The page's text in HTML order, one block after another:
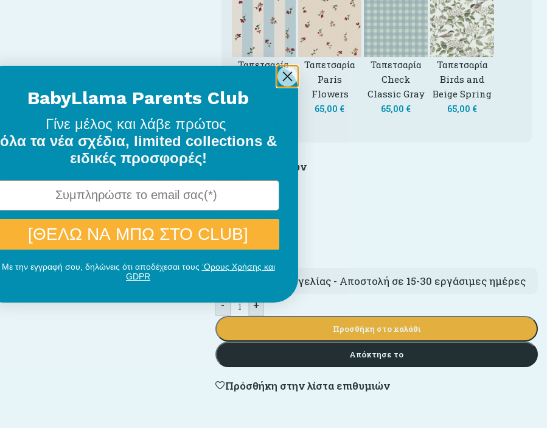
Ταπετσαρία
Flowers
Ταπετσαρία
Paris
Flowers
65,00 €
Ταπετσαρία
Check
Classic Gray
65,00 €
Ταπετσαρία
Birds and
Beige Spring
65,00 €
Κόστος Επιλογών
0,00€
Τελικό Σύνολο
639,00€
Κατόπιν Παραγγελίας - Αποστολή σε 15-30 εργάσιμες ημέρες
-
+
Προσθήκη στο καλάθι
Απόκτησε το
Πρόσθήκη στην λίστα επιθυμιών
BabyLlama Parents Club
Γίνε μέλος και λάβε πρώτος
όλα τα νέα σχέδια, limited collections &
ειδικές προσφορές!
[ΘΕΛΩ ΝΑ ΜΠΩ ΣΤΟ CLUB]
Με την εγγραφή σου, δηλώνεις ότι αποδέχεσαι τους ‘Ορους Χρήσης και
GDPR